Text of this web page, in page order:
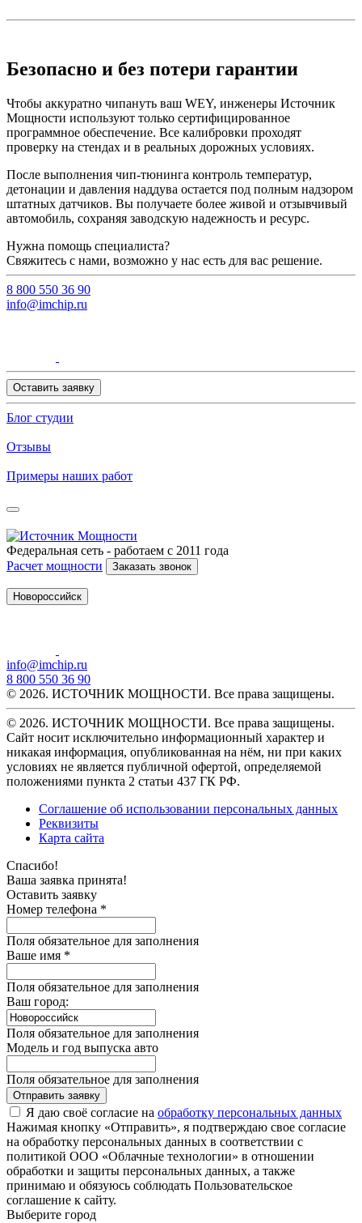
Безопасно и без потери гарантии
Чтобы аккуратно чипануть ваш WEY, инженеры Источник
Мощности используют только сертифицированное
программное обеспечение. Все калибровки проходят
проверку на стендах и в реальных дорожных условиях.
После выполнения чип-тюнинга контроль температур,
детонации и давления наддува остается под полным надзором
штатных датчиков. Вы получаете более живой и отзывчивый
автомобиль, сохраняя заводскую надежность и ресурс.
Нужна помощь специалиста?
Свяжитесь с нами, возможно у нас есть для вас решение.
8 800 550 36 90
info@imchip.ru
Оставить заявку
Блог студии
Отзывы
Примеры наших работ
Федеральная сеть - работаем с 2011 года
Расчет мощности
Заказать звонок
Новороссийск
info@imchip.ru
8 800 550 36 90
© 2026. ИСТОЧНИК МОЩНОСТИ. Все права защищены.
© 2026. ИСТОЧНИК МОЩНОСТИ. Все права защищены.
Сайт носит исключительно информационный характер и
никакая информация, опубликованная на нём, ни при каких
условиях не является публичной офертой, определяемой
положениями пункта 2 статьи 437 ГК РФ.
Соглашение об использовании персональных данных
Реквизиты
Карта сайта
Спасибо!
Ваша заявка принята!
Оставить заявку
Номер телефона *
Поля обязательное для заполнения
Ваше имя *
Поля обязательное для заполнения
Ваш город:
Поля обязательное для заполнения
Модель и год выпуска авто
Поля обязательное для заполнения
Отправить заявку
Я даю своё согласие на обработку персональных данных
Нажимая кнопку «Отправить», я подтверждаю свое согласие
на обработку персональных данных в соответствии с
политикой ООО «Облачные технологии» в отношении
обработки и защиты персональных данных, а также
принимаю и обязуюсь соблюдать Пользовательское
соглашение к сайту.
Выберите город